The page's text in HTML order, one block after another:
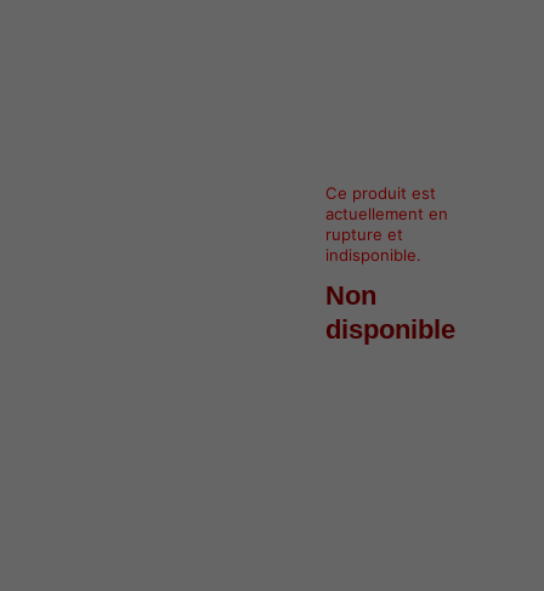
Ce produit est
actuellement en
rupture et
indisponible.
Alternative:
Non
disponible